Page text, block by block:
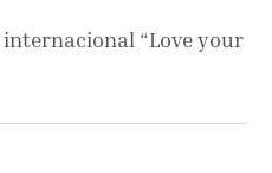
“Love your